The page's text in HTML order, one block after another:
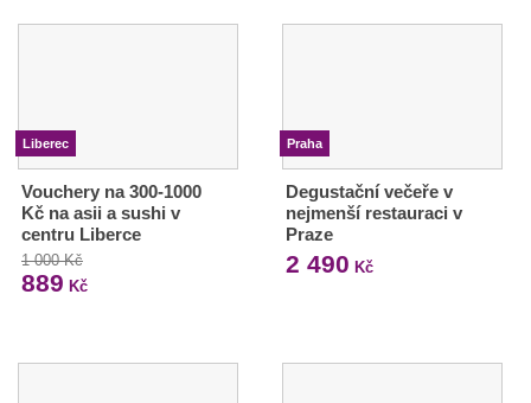
Liberec
Vouchery na 300-1000
Kč na asii a sushi v
centru Liberce
1 000 Kč
889 Kč
Praha
Degustační večeře v
nejmenší restauraci v
Praze
2 490 Kč